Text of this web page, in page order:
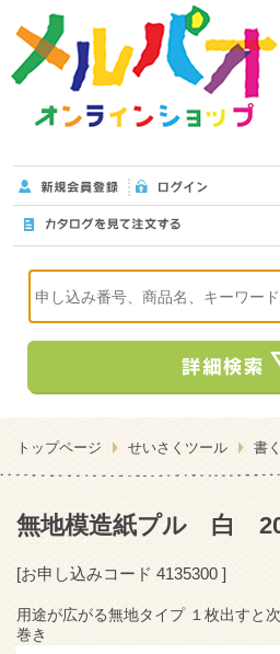
トップページ せいさくツール 書く
無地模造紙プル 白
[お申し込みコード 4135300 ]
用途が広がる無地タイプ １枚出すと
巻き